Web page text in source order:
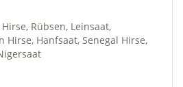
Rübsen, Leinsaat,
Hirse, Hanfsaat, Senegal Hirse,